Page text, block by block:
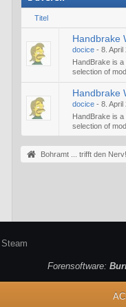
Titel
Handbrake
docice -8. April
HandBrake is
selection of
Handbrake
docice -8. April
HandBrake is
selection of
Bohramt ... trifft den Nerv!
Steam
Forensoftware: